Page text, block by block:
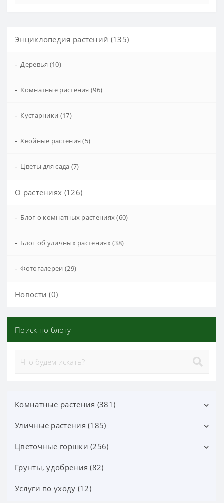
Энциклопедия растений (135)
- Деревья (10)
- Комнатные растения (96)
- Кустарники (17)
- Хвойные растения (5)
- Цветы для сада (7)
О растениях (126)
- Блог о комнатных растениях (60)
- Блог об уличных растениях (38)
- Фотогалереи (29)
Новости (0)
Поиск по блогу
Комнатные растения (381)
Декоративно-лиственные (113)
Цветущие (37)
Орхидеи фаленопсис (70)
Орхидеи (24)
Уличные растения (185)
Лиственные кустарники (25)
Цветущие кустарники (52)
Хвойные деревья и кустарники (60)
Цветочные горшки (256)
Горшки Лечуза, Аксессуары (87)
Керамические горшки (91)
Грунты, удобрения (82)
Услуги по уходу (12)